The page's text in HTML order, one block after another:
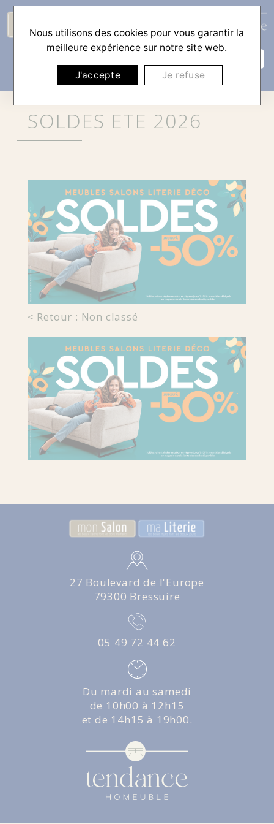
☰
SOLDES ETE 2026
< Retour : Non classé
27 Boulevard de l'Europe
79300 Bressuire
05 49 72 44 62
Du mardi au samedi
de 10h00 à 12h15
et de 14h15 à 19h00.
Nous utilisons des cookies pour vous garantir la
meilleure expérience sur notre site web.
J'accepte Je refuse